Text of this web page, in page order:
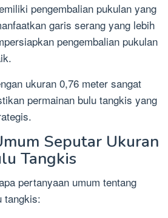
pengembalian pukulan yang
garis serang yang lebih
pengembalian pukulan
ukuran 0,76 meter sangat
permainan bulu tangkis yang
Seputar Ukuran
Tangkis
pertanyaan umum tentang
tangkis: